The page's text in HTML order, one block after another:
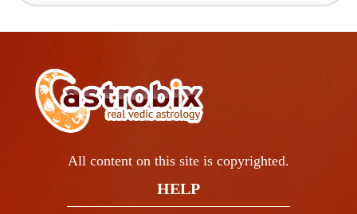
All content on this site is copyrighted.
HELP